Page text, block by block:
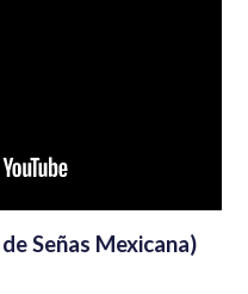
Señas Mexicana)